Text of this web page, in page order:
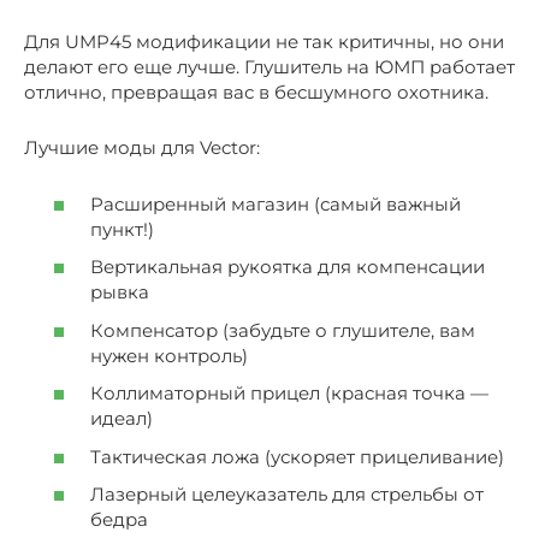
Для UMP45 модификации не так критичны, но они
делают его еще лучше. Глушитель на ЮМП работает
отлично, превращая вас в бесшумного охотника.
Лучшие моды для Vector:
Расширенный магазин (самый важный
пункт!)
Вертикальная рукоятка для компенсации
рывка
Компенсатор (забудьте о глушителе, вам
нужен контроль)
Коллиматорный прицел (красная точка —
идеал)
Тактическая ложа (ускоряет прицеливание)
Лазерный целеуказатель для стрельбы от
бедра